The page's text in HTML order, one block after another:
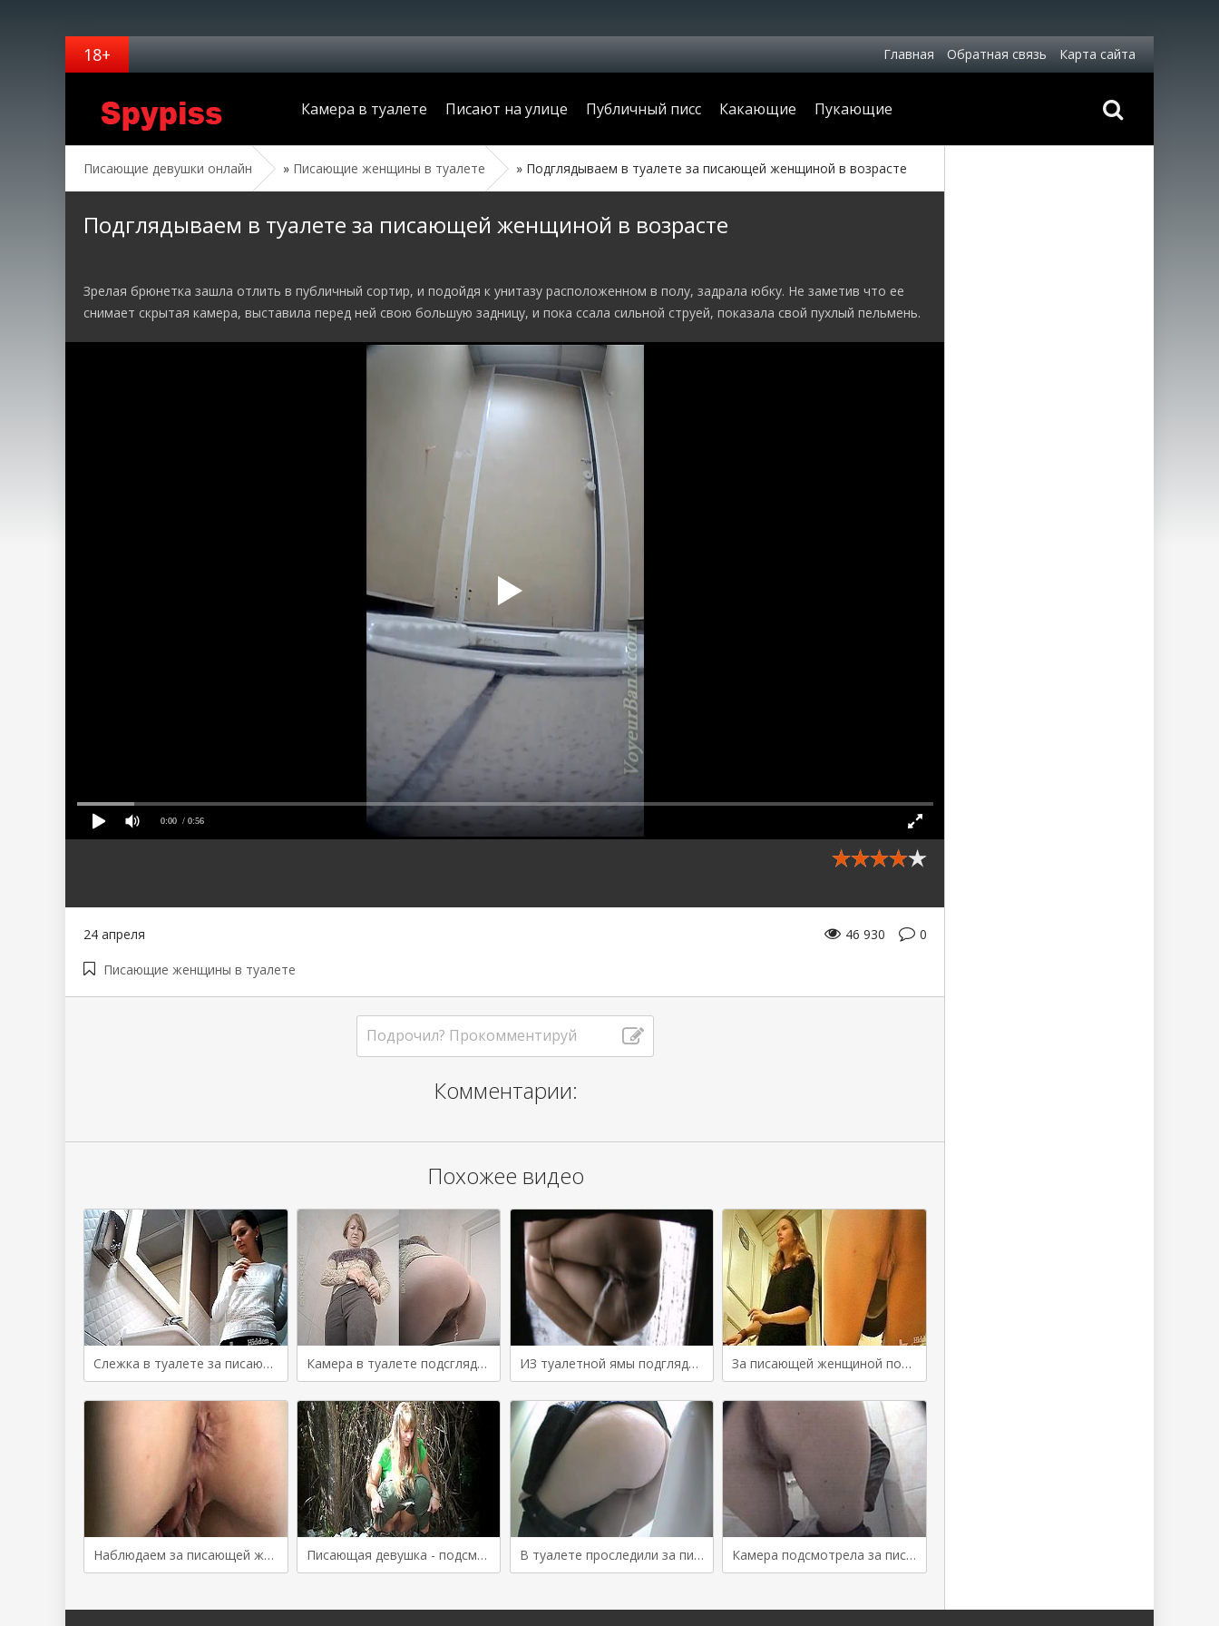
Главная Обратная связь Карта сайта
Камера в туалете Писают на улице Публичный писс Какающие Пукающие
Писающие девушки онлайн » Писающие женщины в туалете » Подглядываем в туалете за писающей женщиной в возрасте
Подглядываем в туалете за писающей женщиной в возрасте
Зрелая брюнетка зашла отлить в публичный сортир, и подойдя к унитазу расположенном в полу, задрала юбку. Не заметив что ее
снимает скрытая камера, выставила перед ней свою большую задницу, и пока ссала сильной струей, показала свой пухлый пельмень.
0:00 / 0:56
24 апреля 0
46 930
Писающие женщины в туалете
Подрочил? Прокомментируй
Комментарии:
Похожее видео
Слежка в туалете за писающей женщиной Камера в туалете подсглядывает за женщиной в возрасте ИЗ туалетной ямы подглядывают за писающей женщиной За писающей женщиной подсматривают в туалете кафе
Наблюдаем за писающей женщиной с отвисшими половыми губами Писающая девушка - подсмотр скрытой камерой В туалете проследили за писающей женщиной Камера подсмотрела за писающей женщиной в туалете